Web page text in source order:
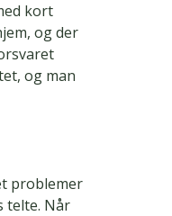
kort
og der
og man
problemer
telte. Når